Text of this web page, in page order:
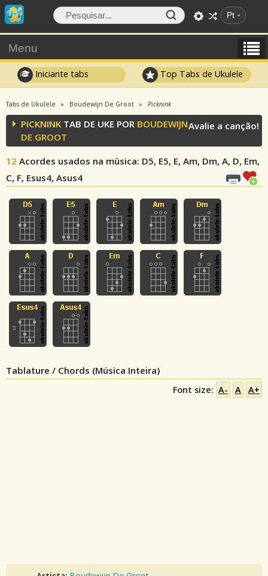
Pt
Menu
Iniciante tabs Top Tabs de Ukulele
Tabs de Ukulele Boudewijn De Groot Picknink
PICKNINK TAB DE UKE POR BOUDEWIJN
DE GROOT
12 Acordes usados na música: D5, E5, E, Am, Dm, A, D, Em,
C, F, Esus4, Asus4
Avalie a canção!
Tablature / Chords (Música Inteira)
Font size: A- A A+